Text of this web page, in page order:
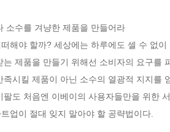
소수를 겨냥한 제품을 만들어라
해야 할까? 세상에는 하루에도 셀 수 없
는 제품을 만들기 위해선 소비자의 요구를
족시킬 제품이 아닌 소수의 열광적 지지
팔도 처음엔 이베이의 사용자들만을 위한
업이 절대 잊지 말아야 할 공략법이다.